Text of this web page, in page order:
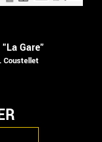
"La Gare"
Coustellet